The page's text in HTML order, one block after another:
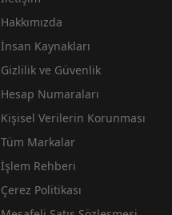
Hakkımızda
İnsan Kaynakları
Gizlilik ve Güvenlik
Hesap Numaraları
Kişisel Verilerin Korunması
Tüm Markalar
İşlem Rehberi
Çerez Politikası